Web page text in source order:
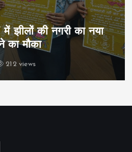
में झीलों की नगरी का नया
का मौका
212 views